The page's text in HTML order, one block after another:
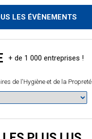
LES ÉVÈNEMENTS
de l'Hygiène et de la Propreté